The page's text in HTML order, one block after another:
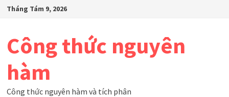
SkipTháng Tám 9, 2026
Công thức nguyên
hàm
Công thức nguyên hàm và tích phân